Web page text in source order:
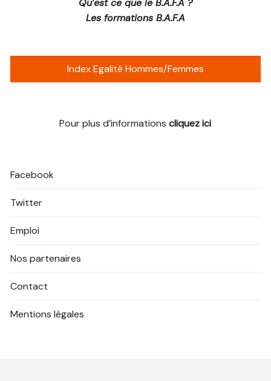
Qu’est ce que le B.A.F.A ?
Les formations B.A.F.A
Index Egalité Hommes/Femmes
Pour plus d’informationscliquez ici
Facebook
Twitter
Emploi
Nos partenaires
Contact
Mentions légales